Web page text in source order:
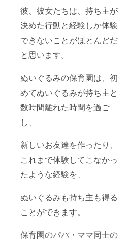
彼、彼女たちは、持ち主が
決めた行動と経験しか体験
できないことがほとんどだ
と思います。
ぬいぐるみの保育園は、初
めてぬいぐるみが持ち主と
数時間離れた時間を過ご
し、
新しいお友達を作ったり、
これまで体験してこなかっ
たような経験を、
ぬいぐるみも持ち主も得る
ことができます。
保育園のパパ・ママ同士の